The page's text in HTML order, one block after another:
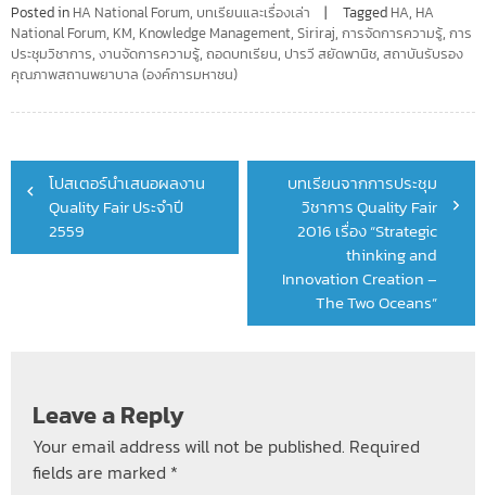
Posted in HA National Forum, บทเรียนและเรื่องเล่า Tagged HA, HA
National Forum, KM, Knowledge Management, Siriraj, การจัดการความรู้, การ
ประชุมวิชาการ, งานจัดการความรู้, ถอดบทเรียน, ปารวี สยัดพานิช, สถาบันรับรอง
คุณภาพสถานพยาบาล (องค์การมหาชน)
Post
navigation
โปสเตอร์นำเสนอผลงาน
Quality Fair ประจำปี
2559
บทเรียนจากการประชุม
วิชาการ Quality Fair
2016 เรื่อง “Strategic
thinking and
Innovation Creation –
The Two Oceans”
Leave a Reply
Your email address will not be published. Required
fields are marked *